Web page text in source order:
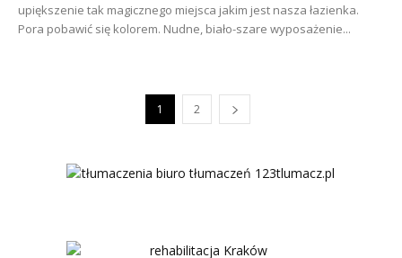
upiększenie tak magicznego miejsca jakim jest nasza łazienka.
Pora pobawić się kolorem. Nudne, biało-szare wyposażenie...
1 2